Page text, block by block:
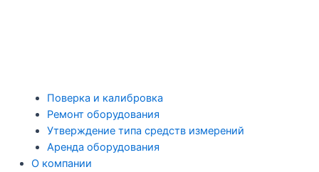
Поверка и калибровка
Ремонт оборудования
Утверждение типа средств измерений
Аренда оборудования
О компании